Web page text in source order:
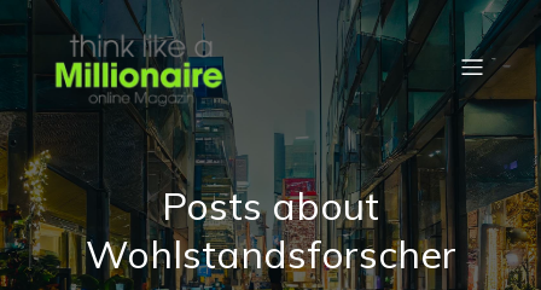
Posts about
Wohlstandsforscher